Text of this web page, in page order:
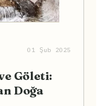
01 Şub 2025
Göleti:
Doğa